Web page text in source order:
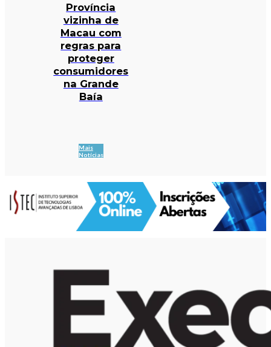
Província
vizinha de
Macau com
regras para
proteger
consumidores
na Grande
Baía
Mais
Notícias